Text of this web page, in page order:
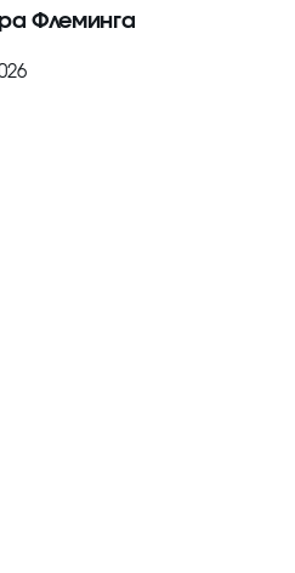
Флеминга